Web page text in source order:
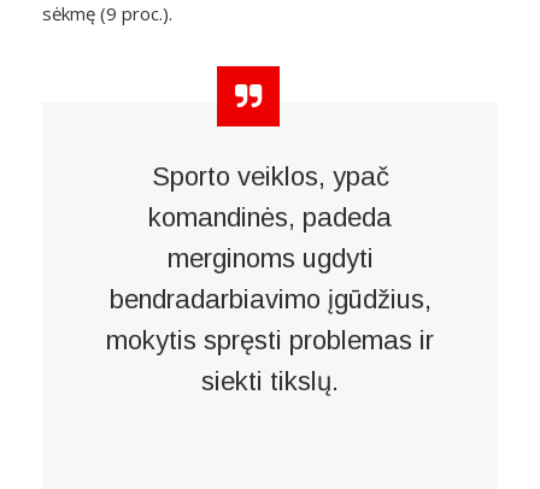
sėkmę (9 proc.).
Sporto veiklos, ypač
komandinės, padeda
merginoms ugdyti
bendradarbiavimo įgūdžius,
mokytis spręsti problemas ir
siekti tikslų.